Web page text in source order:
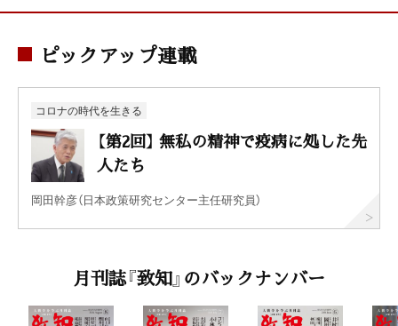
ピックアップ連載
コロナの時代を生きる
【第2回】 無私の精神で疫病に処した先
人たち
岡田幹彦（日本政策研究センター主任研究員）
月刊誌『致知』のバックナンバー